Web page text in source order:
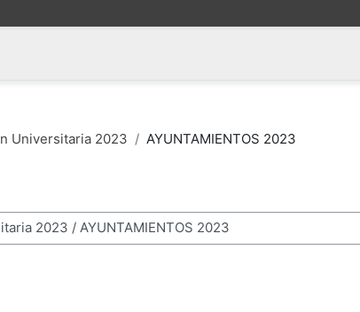
Universitaria 2023 AYUNTAMIENTOS 2023